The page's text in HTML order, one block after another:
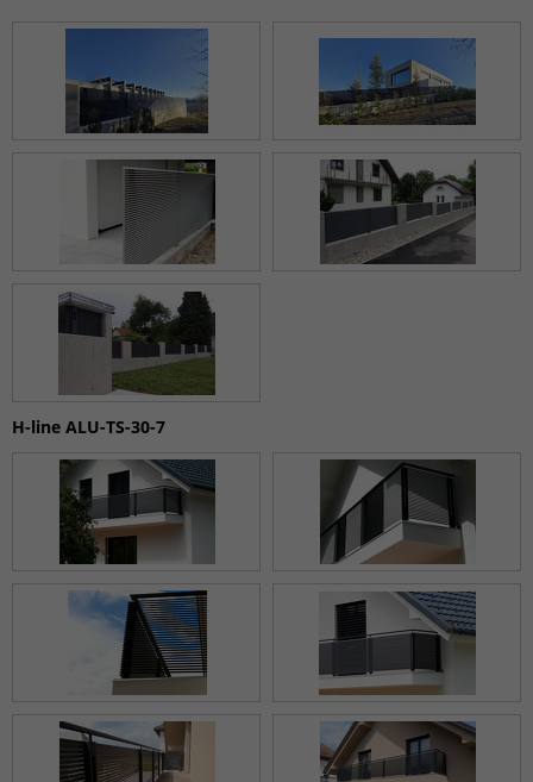
H-line ALU-TS-30-7